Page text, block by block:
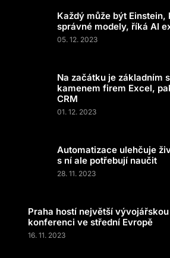
Každý může být Einstein,
správné modely, říká AI
05. 12. 2023
Na začátku je základním
kamenem firem Excel,
CRM
01. 12. 2023
Automatizace ulehčuje
s ní ale potřebují naučit
28. 11. 2023
Praha hostí největší vývojářskou
konferenci ve střední Evropě
16. 11. 2023